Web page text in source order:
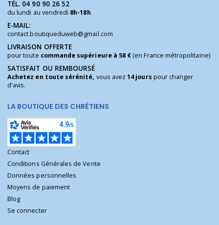
TÉL. 04 90 90 26 52
du lundi au vendredi 8h-18h
E-MAIL:
contact.boutiqueduweb@gmail.com
LIVRAISON OFFERTE
pour toute commande supérieure à 58 €(en France métropolitaine)
SATISFAIT OU REMBOURSÉ
Achetez en toute sérénité, vous avez14 jours pour changer
d'avis.
LA BOUTIQUE DES CHRÉTIENS
Contact
Conditions Générales de Vente
Données personnelles
Moyens de paiement
Blog
Se connecter